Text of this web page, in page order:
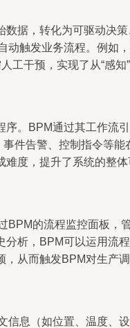
据，转化为可驱动决
触发业务流程。例如
干预，实现了从“感知”
。BPM通过其工作流
件告警、控制指令等
度，提升了系统的整体
的流程监控面板
析，BPM可以运用流
从而触发BPM对生产调
息（如位置、温度、